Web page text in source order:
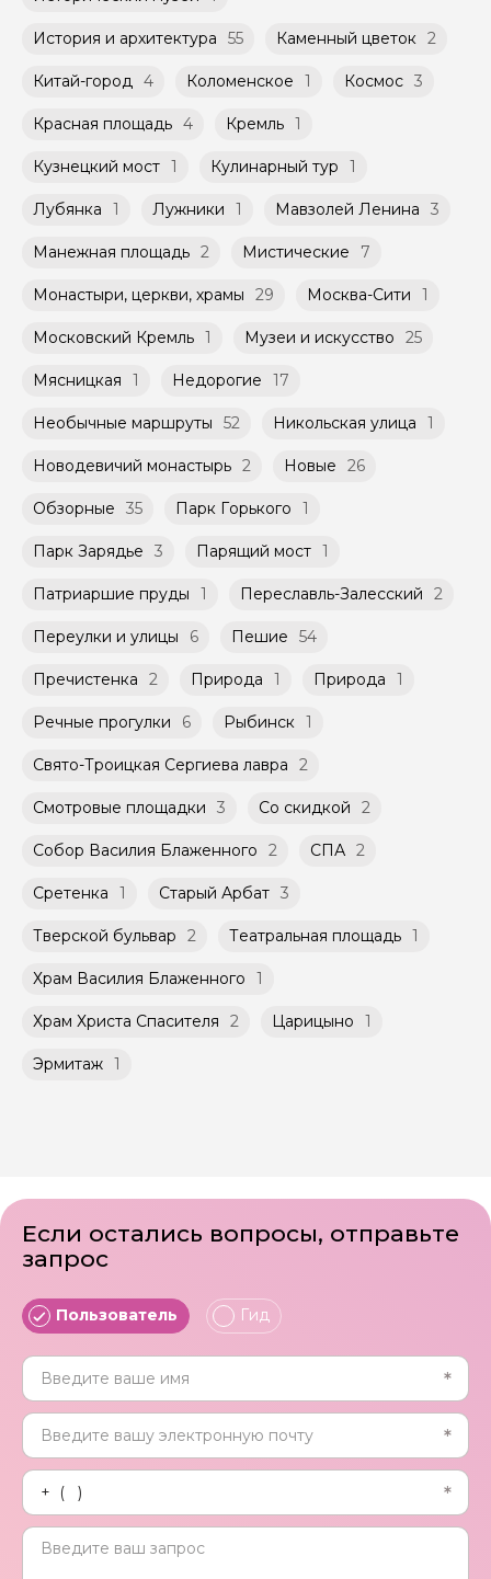
История и архитектура 55 Каменный цветок 2
Китай-город 4 Коломенское 1 Космос 3
Красная площадь 4 Кремль 1
Кузнецкий мост 1 Кулинарный тур 1
Лубянка 1 Лужники 1 Мавзолей Ленина 3
Манежная площадь 2 Мистические 7
Монастыри, церкви, храмы 29 Москва-Сити 1
Московский Кремль 1 Музеи и искусство 25
Мясницкая 1 Недорогие 17
Необычные маршруты 52 Никольская улица 1
Новодевичий монастырь 2 Новые 26
Обзорные 35 Парк Горького 1
Парк Зарядье 3 Парящий мост 1
Патриаршие пруды 1 Переславль-Залесский 2
Переулки и улицы 6 Пешие 54
Пречистенка 2 Природа 1 Природа 1
Речные прогулки 6 Рыбинск 1
Свято-Троицкая Сергиева лавра 2
Смотровые площадки 3 Со скидкой 2
Собор Василия Блаженного 2 СПА 2
Сретенка 1 Старый Арбат 3
Тверской бульвар 2 Театральная площадь 1
Храм Василия Блаженного 1
Храм Христа Спасителя 2 Царицыно 1
Эрмитаж 1
Если остались вопросы, отправьте
запрос
Пользователь Гид